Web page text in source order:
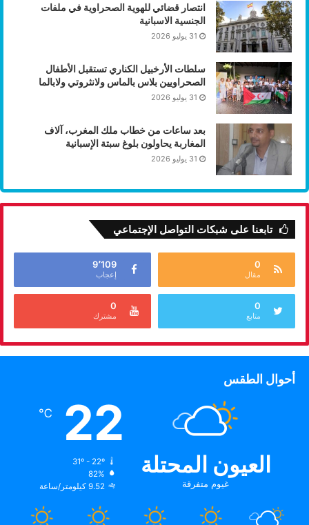
انتصار قضائي للهوية الصحراوية في ملفات
الجنسية الاسبانية
31 يوليو 2026
سلطات الأرخبيل الكناري تستقبل الأطفال
الصحراويين بلاس بالماس ولانثروتي ولابالما
31 يوليو 2026
بعد ساعات من خطاب ملك المغرب، آلاف
المغاربة يحاولون بلوغ سبتة الإسبانية
31 يوليو 2026
تابعنا على شبكات التواصل الإجتماعي
0
مقال
9٬109
إعجاب
0
متابع
0
مشترك
أحوال الطقس
العيون المحتلة
غيوم متفرقة
22
℃
31º - 22º
82%
9.52 كيلومتر/ساعة